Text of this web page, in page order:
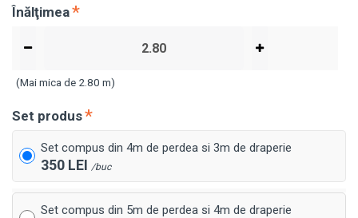
Înălţimea
(Mai mica de 2.80 m)
Set produs
Set compus din 4m de perdea si 3m de draperie
350 LEI /buc
Set compus din 5m de perdea si 4m de draperie